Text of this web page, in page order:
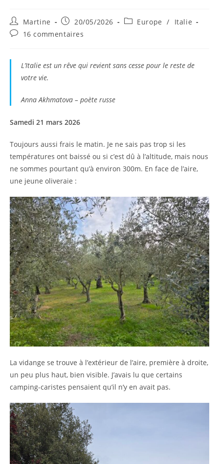
Auteur/autrice
de
la
Martine
Publication
publiée :
20/05/2026
PostEurope /
Italie
Commentaires
publication :
16 commentaires
L’Italie est un rêve qui revient sans cesse pour le reste de
votre vie.
Anna Akhmatova – poète russe
Samedi 21 mars 2026
Toujours aussi frais le matin. Je ne sais pas trop si les
températures ont baissé ou si c’est dû à l’altitude, mais nous
ne sommes pourtant qu’à environ 300m. En face de l’aire,
une jeune oliveraie :
La vidange se trouve à l’extérieur de l’aire, première à droite,
un peu plus haut, bien visible. J’avais lu que certains
camping-caristes pensaient qu’il n’y en avait pas.